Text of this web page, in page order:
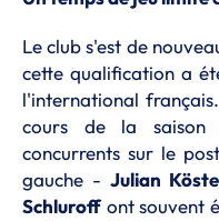
Le club s'est de
cette qualification a
l'international
cours de la saison
concurrents sur le
gauche - Julian
Schluroffont souvent